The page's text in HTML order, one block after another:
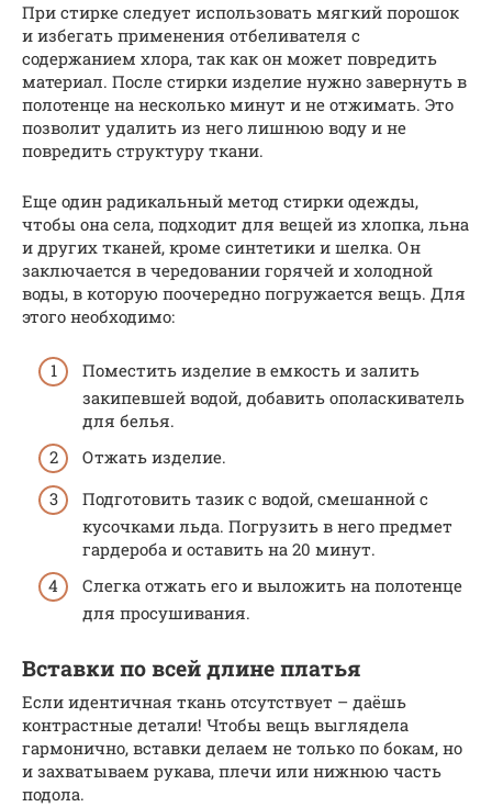
При стирке следует использовать мягкий порошок
и избегать применения отбеливателя с
содержанием хлора, так как он может повредить
материал. После стирки изделие нужно завернуть в
полотенце на несколько минут и не отжимать. Это
позволит удалить из него лишнюю воду и не
повредить структуру ткани.
Еще один радикальный метод стирки одежды,
чтобы она села, подходит для вещей из хлопка, льна
и других тканей, кроме синтетики и шелка. Он
заключается в чередовании горячей и холодной
воды, в которую поочередно погружается вещь. Для
этого необходимо:
Поместить изделие в емкость и залить
закипевшей водой, добавить ополаскиватель
для белья.
Отжать изделие.
Подготовить тазик с водой, смешанной с
кусочками льда. Погрузить в него предмет
гардероба и оставить на 20 минут.
Слегка отжать его и выложить на полотенце
для просушивания.
Вставки по всей длине платья
Если идентичная ткань отсутствует – даёшь
контрастные детали! Чтобы вещь выглядела
гармонично, вставки делаем не только по бокам, но
и захватываем рукава, плечи или нижнюю часть
подола.